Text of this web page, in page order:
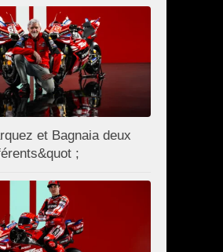
et Bagnaia deux
;